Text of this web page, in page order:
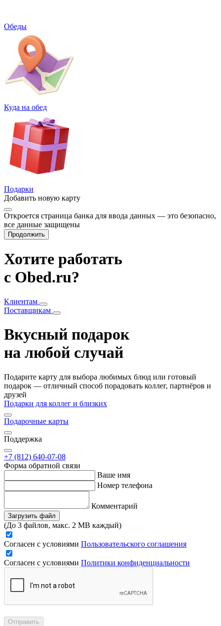
Обеды
Куда на обед
Подарки
Добавить новую карту
Откроется страница банка для ввода данных — это безопасно,
все данные защищены
Продолжить
Хотите работать
с Obed.ru?
Клиентам
Поставщикам
Вкусный подарок
на любой случай
Подарите карту для выбора любимых блюд или готовый
подарок — отличный способ порадовать коллег, партнёров и
друзей
Подарки для коллег и близких
Подарочные карты
Поддержка
+7 (812) 640-07-08
Форма обратной связи
Ваше имя
Номер телефона
Комментарий
Загрузить файл
(До 3 файлов, макс. 2 MB каждый)
Согласен с условиями Пользовательского соглашения
Согласен с условиями Политики конфиденциальности
Отправить